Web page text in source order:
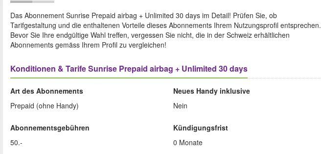
Das Abonnement Sunrise Prepaid airbag + Unlimited 30 days im Detail! Prüfen Sie, ob
Tarifgestaltung und die enthaltenen Vorteile dieses Abonnements Ihrem Nutzungsprofil entsprechen.
Bevor Sie Ihre endgültige Wahl treffen, vergessen Sie nicht, die in der Schweiz erhältlichen
Abonnements gemäss Ihrem Profil zu vergleichen!
Konditionen & Tarife Sunrise Prepaid airbag + Unlimited 30 days
Art des Abonnements
Prepaid (ohne Handy)
Neues Handy inklusive
Nein
Abonnementsgebühren
50.-
Kündigungsfrist
0 Monate